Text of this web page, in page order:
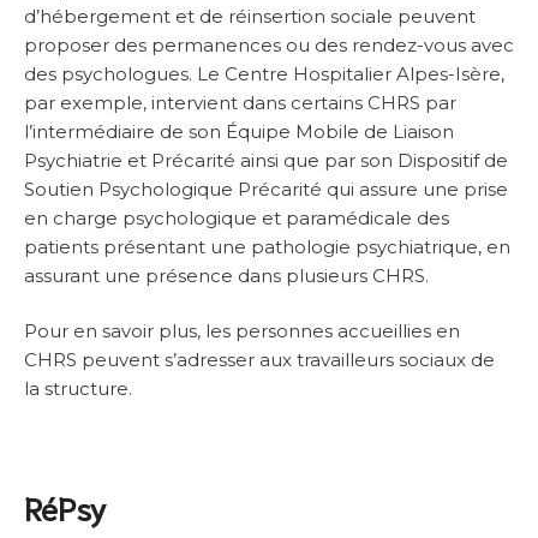
d’hébergement et de réinsertion sociale peuvent
proposer des permanences ou des rendez-vous avec
des psychologues. Le Centre Hospitalier Alpes-Isère,
par exemple, intervient dans certains CHRS par
l’intermédiaire de son Équipe Mobile de Liaison
Psychiatrie et Précarité ainsi que par son Dispositif de
Soutien Psychologique Précarité qui assure une prise
en charge psychologique et paramédicale des
patients présentant une pathologie psychiatrique, en
assurant une présence dans plusieurs CHRS.
Pour en savoir plus, les personnes accueillies en
CHRS peuvent s’adresser aux travailleurs sociaux de
la structure.
RéPsy